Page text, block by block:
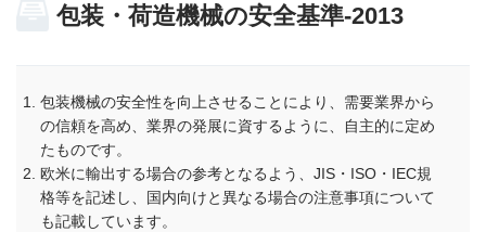
包装・荷造機械の安全基準-2013
包装機械の安全性を向上させることにより、需要業界から
の信頼を高め、業界の発展に資するように、自主的に定め
たものです。
欧米に輸出する場合の参考となるよう、JIS・ISO・IEC規
格等を記述し、国内向けと異なる場合の注意事項について
も記載しています。